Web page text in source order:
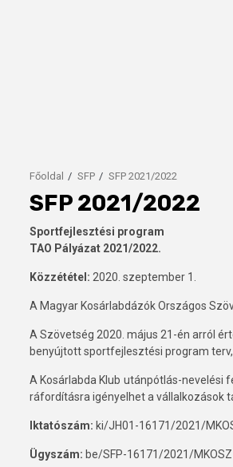
Főoldal SFP SFP 2021/2022
SFP 2021/2022
Sportfejlesztési program
TAO Pályázat 2021/2022.
Közzététel: 2020. szeptember 1.
A Magyar Kosárlabdázók Országos
A Szövetség 2020. május 21-én arról
benyújtott sportfejlesztési program
A Kosárlabda Klub utánpótlás-
ráfordításra igényelhet a vállalkozások
Iktatószám: ki/JH01-16171/2021/
Ügyszám: be/SFP-16171/2021/MKOSZ